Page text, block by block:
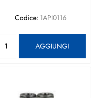
Codice: 1API0116
AGGIUNGI